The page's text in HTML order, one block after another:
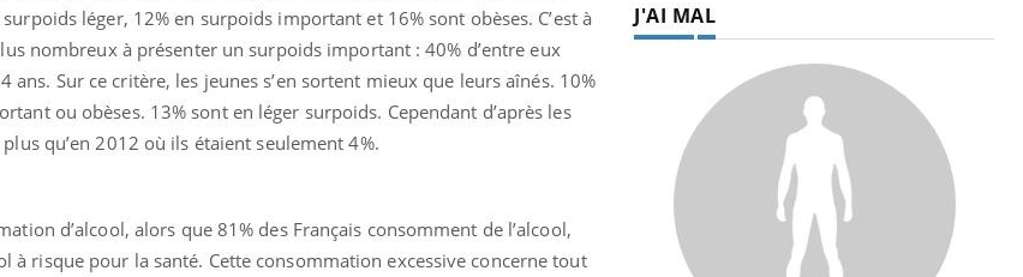
léger, 12% en surpoids important et 16% sont obèses. C’est à
nombreux à présenter un surpoids important : 40% d’entre eux
Sur ce critère, les jeunes s’en sortent mieux que leurs aînés. 10%
ou obèses. 13% sont en léger surpoids. Cependant d’après les
qu’en 2012 où ils étaient seulement 4%.
d’alcool, alors que 81% des Français consomment de l’alcool,
à risque pour la santé. Cette consommation excessive concerne tout
J'AI MAL